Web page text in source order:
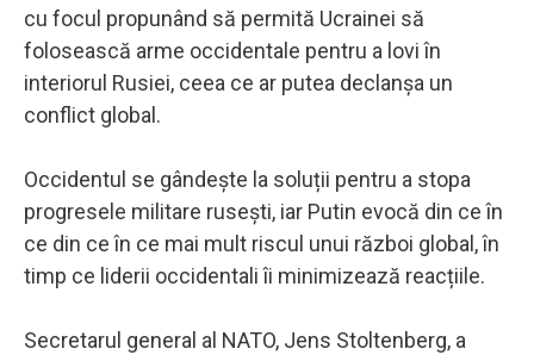
cu focul propunând să permită Ucrainei să
folosească arme occidentale pentru a lovi în
interiorul Rusiei, ceea ce ar putea declanșa un
conflict global.
Occidentul se gândește la soluții pentru a stopa
progresele militare rusești, iar Putin evocă din ce în
ce din ce în ce mai mult riscul unui război global, în
timp ce liderii occidentali îi minimizează reacțiile.
Secretarul general al NATO, Jens Stoltenberg, a